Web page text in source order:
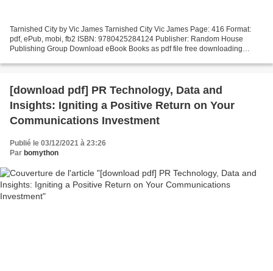
Tarnished City by Vic James Tarnished City Vic James Page: 416 Format:
pdf, ePub, mobi, fb2 ISBN: 9780425284124 Publisher: Random House
Publishing Group Download eBook Books as pdf file free downloading
[download pdf] PR Technology, Data and
Insights: Igniting a Positive Return on Your
Communications Investment
Publié le 03/12/2021 à 23:26
Par bomython